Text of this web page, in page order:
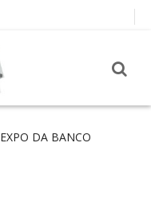
EXPO DA BANCO